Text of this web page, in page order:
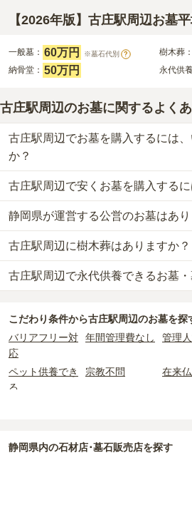
【2026年版】古庄駅周辺お墓
一般墓： 60万円 ※墓石代別 ? 樹木葬：
納骨堂： 50万円 永代供
古庄駅周辺のお墓に関するよく
古庄駅周辺でお墓を購入するには
か？
古庄駅周辺での購入費用の目安は、一般
約68万円、納骨堂が約50万円、永代供
一般墓を建てる場合は、「永代使用料（
2つが主な費用となります。
古庄駅周辺の一般墓の永代使用料の平均は
によって変わります。
使用料のみかかります。
なお、お墓によっては以下の費用が別
・
：お墓を新しく建てた
用。僧侶に渡すお布施がかかります。
・
古庄駅周辺で安くお墓を購入するに
古庄駅周辺で一番安価なお墓は、静岡市
万円(墓石代別)からお求めいただけます
一般的に最も費用を抑えられるのは、
する「合祀墓（ごうしぼ）」と呼ばれる
比べて省スペースで管理の手間がかから
価格の目安は、1名あたり5万円〜30万円
古庄駅周辺で安価なお墓を探したい場合
えてお墓を探すのがおすすめです。
静岡県が運営する公営のお墓はあり
古庄駅周辺には、静岡県が運営する公営
静岡市営 愛宕霊園と静岡市営 沼上霊園
公営霊園は民営の霊園と異なり、契約
主な条件として、遺骨がすでにある、該
上住んでいるなどが挙げられます。
条件を満たさない場合は、申し込み自体
め、事前の確認が重要です。
契約条件の詳細は、各霊園のページをご
古庄駅周辺に樹木葬はありますか？
古庄駅周辺には、6件の樹木葬がありま
詳しくは、古庄駅周辺の樹木葬の一覧を
古庄駅周辺で永代供養できるお墓
詳しくは、古庄駅周辺の永代供養の一覧
こだわり条件から古庄駅周辺のお墓を探
バリアフリー対
応
年間管理費なし 管理
ペット供養でき
る
宗教不問 在来
寺院墓地
1人用区画あり 2人用
静岡県内の石材店･墓石販売店を探す